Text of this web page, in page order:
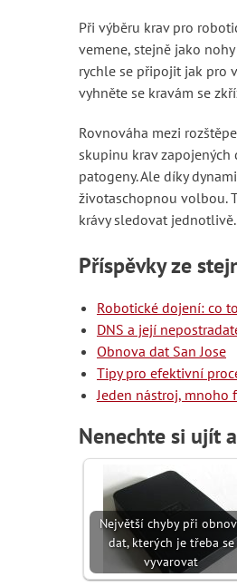
Při výběru krav pro
vemene, stejně jako
rychle se připojit jak pro
vyhněte se kravám se
Rovnováha mezi
skupinu krav
patogeny. Ale díky
životaschopnou volbou.
krávy sledovat jednotlivě.
Příspěvky ze
Robotické dojení: co
DNS a její
Obnova dat San Jose
Tipy pro efektivní
Jeden nástroj, mnoho
Nenechte si ujít
Největší chyby při
dat, kterých je třeba se
vyvarovat